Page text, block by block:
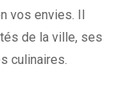
vos envies. Il
de la ville, ses
culinaires.